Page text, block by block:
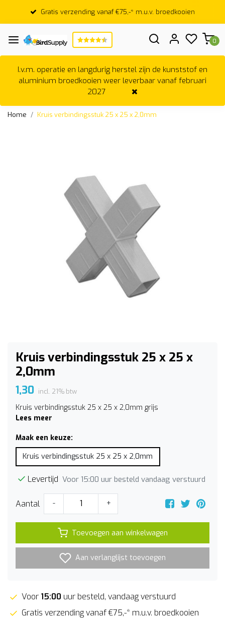
Gratis verzending vanaf €75,-* m.u.v. broedkooien
0
I.v.m. operatie en langdurig herstel zijn de kunststof en
aluminium broedkooien weer leverbaar vanaf februari
2027
Home Kruis verbindingsstuk 25 x 25 x 2,0mm
Kruis verbindingsstuk 25 x 25 x
2,0mm
1,30 incl. 21% btw
Kruis verbindingsstuk 25 x 25 x 2,0mm grijs
Lees meer
Maak een keuze:
Kruis verbindingsstuk 25 x 25 x 2,0mm
Levertijd Voor 15:00 uur besteld vandaag verstuurd
Aantal - +
Toevoegen aan winkelwagen
Aan verlanglijst toevoegen
Voor 15:00 uur besteld, vandaag verstuurd
Gratis verzending vanaf €75,-* m.u.v. broedkooien